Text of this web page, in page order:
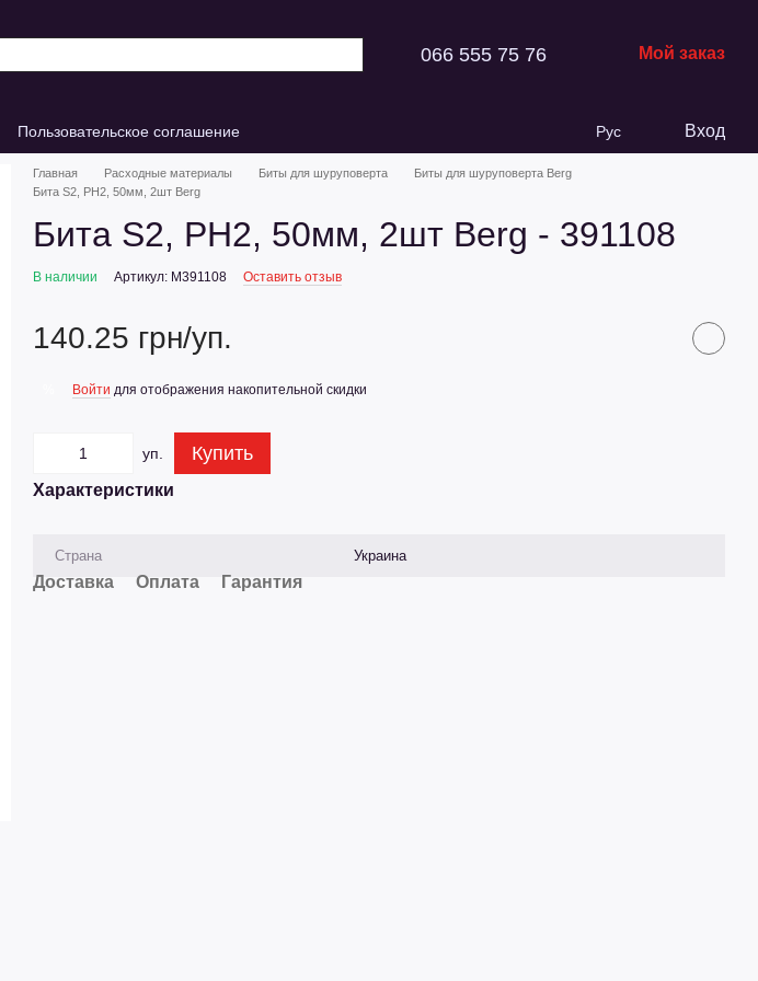
066 555 75 76 Мой заказ
Пользовательское соглашение Рус Вход
Главная Расходные материалы Биты для шуруповерта
Биты для шуруповерта Berg
Бита S2, PH2, 50мм, 2шт Berg
Бита S2, PH2, 50мм, 2шт Berg - 391108
В наличии Артикул: M391108 Оставить отзыв
140.25 грн/уп.
Войти для отображения накопительной скидки
уп. Купить
Характеристики
Страна Украина
Доставка Оплата Гарантия